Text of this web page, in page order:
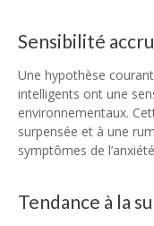
Sensibilité
Une hypothèse
intelligents ont une
environnementaux.
surpensée et à une
symptômes de
Tendance à la